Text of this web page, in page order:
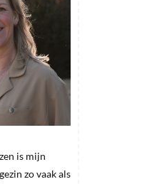
is mijn
zo vaak als